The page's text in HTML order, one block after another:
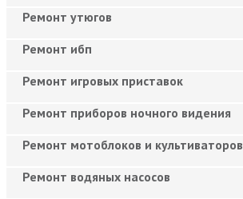
Ремонт утюгов
Ремонт ибп
Ремонт игровых приставок
Ремонт приборов ночного видения
Ремонт мотоблоков и культиваторов
Ремонт водяных насосов